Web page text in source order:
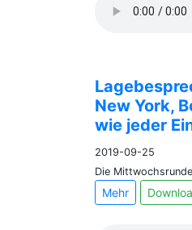
New York,
wie jeder
2019-09-25
Die
Mehr